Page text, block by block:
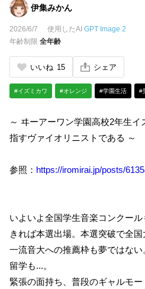
伊集みかん
2026/6/7 使用したAI GPT Image 2
年齢制限 全年齢
いいね 15 シェア
#イズミカワ #オレンジ #学園生活 #
～ ヰーアーワン学園高校2年生イ
指すヴァイオリニストである ～
参照： https://iromirai.jp/posts/
いよいよ全国学生音楽コンクー
きれば本選出場。本選突破で全国
一流音大への推薦枠も夢ではない
留学も...。
緊張の面持ち、普段のギャルモ